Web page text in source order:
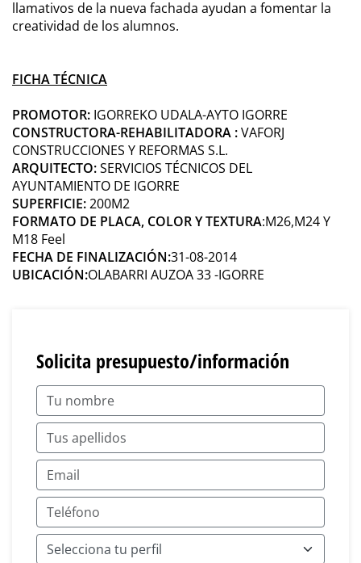
llamativos de la nueva fachada ayudan a fomentar la
creatividad de los alumnos.
FICHA TÉCNICA
PROMOTOR: IGORREKO UDALA-AYTO IGORRE
CONSTRUCTORA-REHABILITADORA :VAFORJ
CONSTRUCCIONES Y REFORMAS S.L.
ARQUITECTO:SERVICIOS TÉCNICOS DEL
AYUNTAMIENTO DE IGORRE
SUPERFICIE:200M2
FORMATO DE PLACA, COLOR Y TEXTURA:M26,M24 Y
M18 Feel
FECHA DE FINALIZACIÓN:31-08-2014
UBICACIÓN:OLABARRI AUZOA 33 -IGORRE
Solicita presupuesto/información